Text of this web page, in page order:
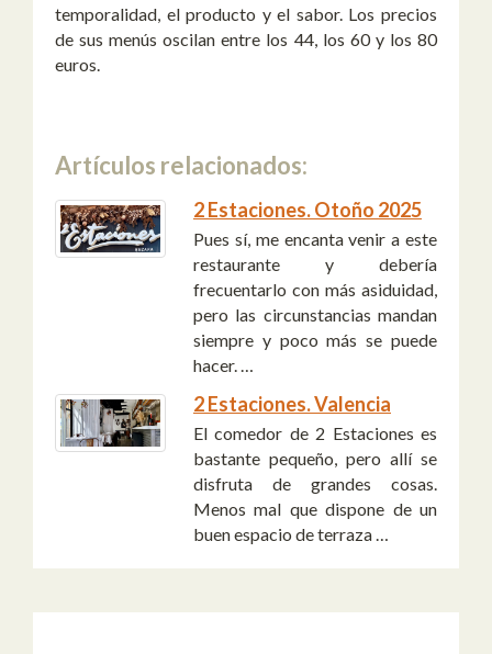
temporalidad, el producto y el sabor. Los precios
de sus menús oscilan entre los 44, los 60 y los 80
euros.
Artículos relacionados:
2 Estaciones. Otoño 2025
Pues sí, me encanta venir a este
restaurante y debería
frecuentarlo con más asiduidad,
pero las circunstancias mandan
siempre y poco más se puede
hacer. …
2 Estaciones. Valencia
El comedor de 2 Estaciones es
bastante pequeño, pero allí se
disfruta de grandes cosas.
Menos mal que dispone de un
buen espacio de terraza …